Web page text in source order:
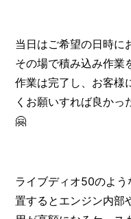
当日はご希望の日時に
その場で積み込み作業
作業は完了し、お客様
くお願いすれば良かっ
🤗
ライブディオ50のよ
置するとエンジン内部